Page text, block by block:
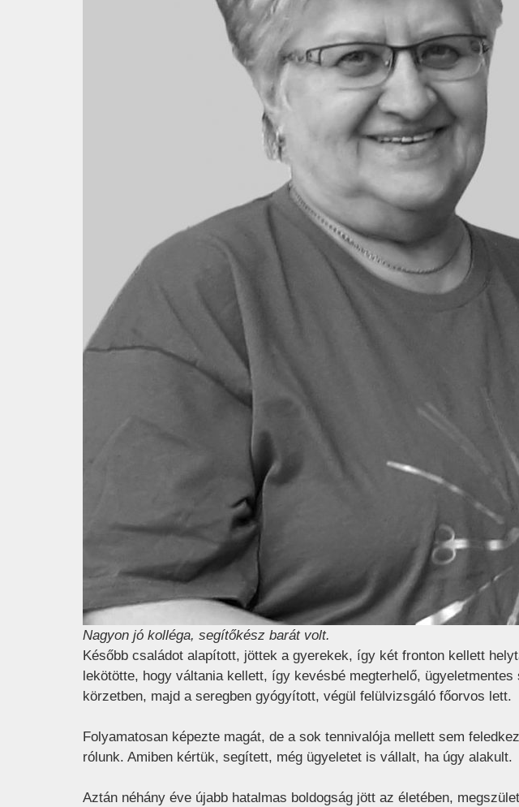
Nagyon jó kolléga, segítőkész barát volt.
Később családot alapított, jöttek a gyerekek, így két fronton kellett
lekötötte, hogy váltania kellett, így kevésbé megterhelő,
körzetben, majd a seregben gyógyított, végül felülvizsgáló főorvos lett.
Folyamatosan képezte magát, de a sok tennivalója mellett sem
rólunk. Amiben kértük, segített, még ügyeletet is vállalt, ha úgy alakult.
Aztán néhány éve újabb hatalmas boldogság jött az életében,